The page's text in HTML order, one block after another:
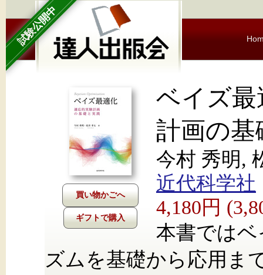
試験公開中
ギフトで購入
ベイズ
計画の基
今村 秀明,
近代科学社
4,180円
本書では
ズムを基礎から応用ま